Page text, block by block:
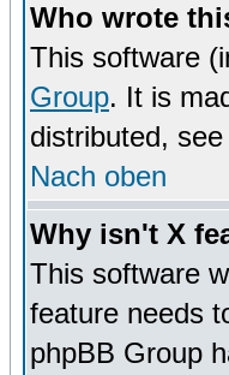
Who wrote
This software
Group. It is
distributed,
Nach oben
Why isn't X
This software
feature needs
phpBB Group